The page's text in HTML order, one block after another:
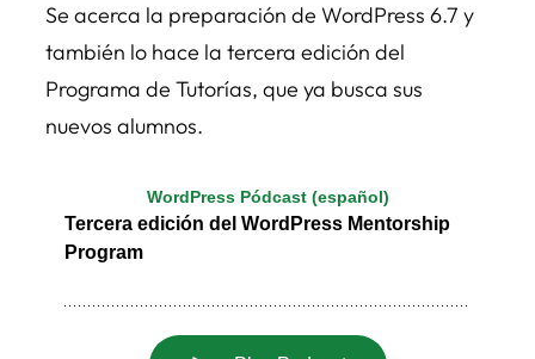
Se acerca la preparación de WordPress 6.7 y
también lo hace la tercera edición del
Programa de Tutorías, que ya busca sus
nuevos alumnos.